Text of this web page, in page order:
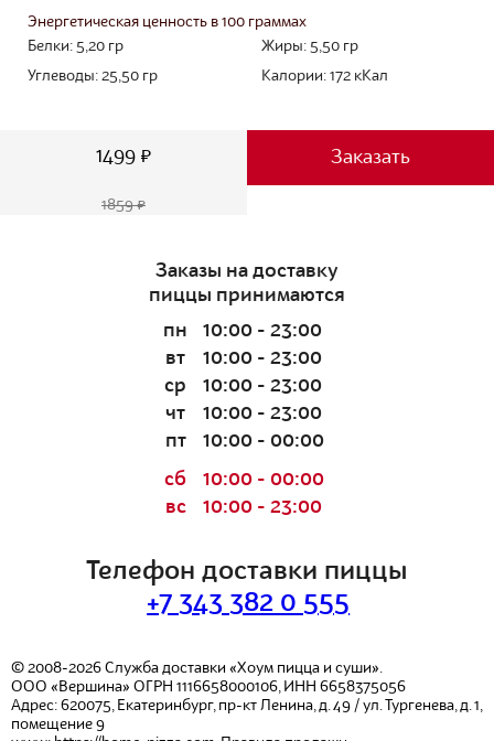
Энергетическая ценность в 100 граммах
Белки: 5,20 гр Жиры: 5,50гр
Углеводы: 25,50 гр Калории: 172кКал
1499 ₽
1859 ₽
Заказать
Телефон доставки пиццы
+7 343 382 0 555
© 2008-2026 Служба доставки «Хоум пицца и суши».
ООО «Вершина» ОГРН 1116658000106, ИНН 6658375056
Адрес: 620075, Екатеринбург, пр-кт Ленина, д. 49 / ул. Тургенева, д. 1,
помещение 9
Заказы на доставку
пиццы принимаются
пн
10:00 - 23:00
вт
10:00 - 23:00
ср
10:00 - 23:00
чт
10:00 - 23:00
пт
10:00 - 00:00
сб
10:00 - 00:00
вс
10:00 - 23:00